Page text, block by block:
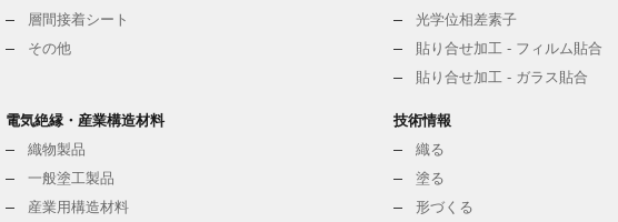
層間接着シート
その他
光学位相差素子
貼り合せ加工 - フィルム貼合
貼り合せ加工 - ガラス貼合
電気絶縁・産業構造材料
織物製品
一般塗工製品
産業用構造材料
技術情報
織る
塗る
形づくる